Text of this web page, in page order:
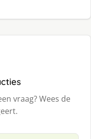
vraag? Wees de